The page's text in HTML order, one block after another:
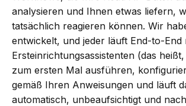
analysieren und Ihnen etwas liefern,
tatsächlich reagieren können. Wir
entwickelt, und jeder läuft End-to-End
Ersteinrichtungsassistenten (das
zum ersten Mal ausführen,
gemäß Ihren Anweisungen und läuft
automatisch, unbeaufsichtigt und